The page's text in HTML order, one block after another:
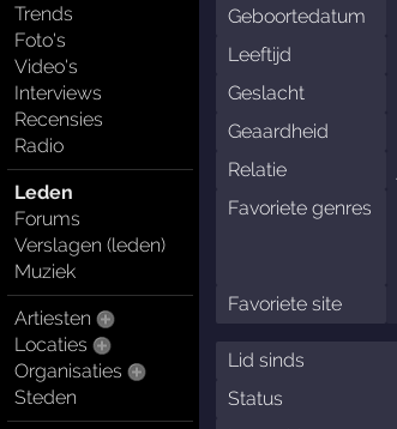
Trends
Foto's
Video's
Interviews
Recensies
Radio
Leden
Forums
Verslagen (leden)
Muziek
Artiesten
Locaties
Organisaties
Steden
Geboortedatum
Leeftijd
Geslacht
Geaardheid
Relatie
Favoriete genres
Favoriete site
Lid sinds
Status